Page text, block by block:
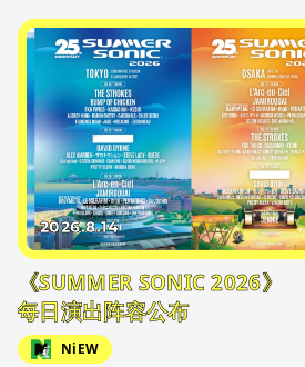
2026.8.14
《SUMMER SONIC 2026》
每日演出阵容公布
NiEW